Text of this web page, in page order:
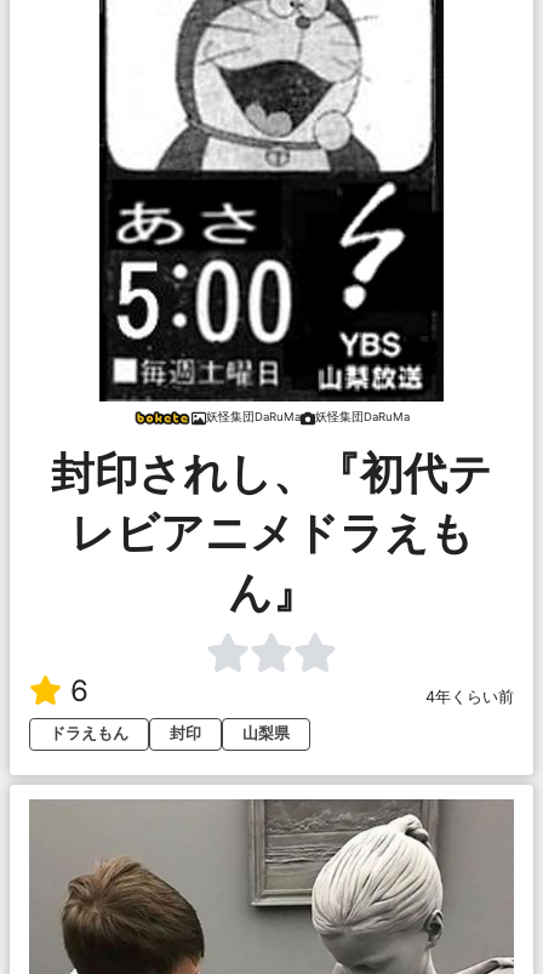
妖怪集団DaRuMa 妖怪集団DaRuMa
封印されし、『初代テ
レビアニメドラえも
ん』
6
4年くらい前
ドラえもん
封印 山梨県